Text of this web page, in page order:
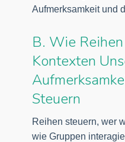
Aufmerksamkeit und
B. Wie
Kontexten
Steuern
Reihen steuern, wer
wie Gruppen